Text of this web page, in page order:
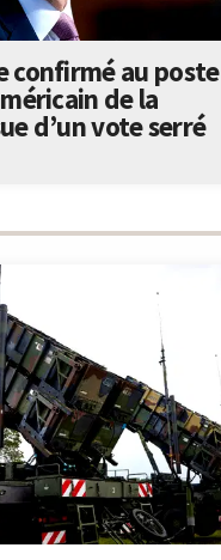
confirmé au poste
de la
d’un vote serré